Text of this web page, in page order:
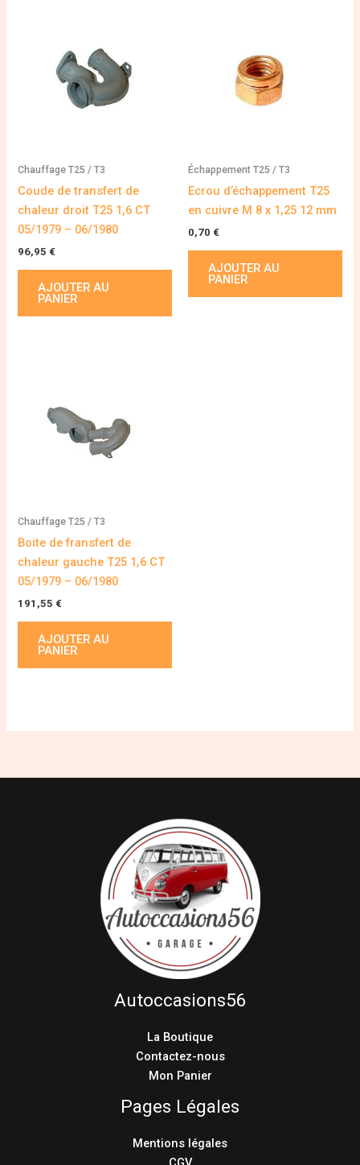
Chauffage T25 / T3
Coude de transfert de
chaleur droit T25 1,6 CT
05/1979 – 06/1980
96,95 €
AJOUTER AU
PANIER
Échappement T25 / T3
Ecrou d’échappement T25
en cuivre M 8 x 1,25 12 mm
0,70 €
AJOUTER AU
PANIER
Chauffage T25 / T3
Boite de fransfert de
chaleur gauche T25 1,6 CT
05/1979 – 06/1980
191,55 €
AJOUTER AU
PANIER
Autoccasions56
La Boutique
Contactez-nous
Mon Panier
Pages Légales
Mentions légales